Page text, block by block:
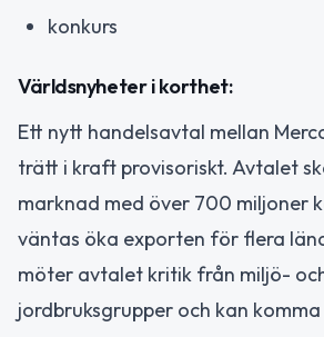
konkurs
Världsnyheter i korthet:
Ett nytt handelsavtal mellan
trätt i kraft provisoriskt. Avtalet
marknad med över 700 miljoner
väntas öka exporten för flera
möter avtalet kritik från miljö-
jordbruksgrupper och kan komma